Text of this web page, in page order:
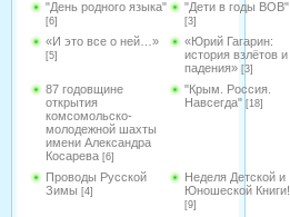
"День родного языка"
[6]
"Дети в годы ВОВ"
[3]
«И это все о ней…»
[5]
«Юрий Гагарин:
история взлётов и
падения» [3]
87 годовщине
открытия
комсомольско-
молодежной шахты
имени Александра
Косарева [6]
"Крым. Россия.
Навсегда" [18]
Проводы Русской
Зимы [4]
Неделя Детской и
Юношеской Книги!
[9]